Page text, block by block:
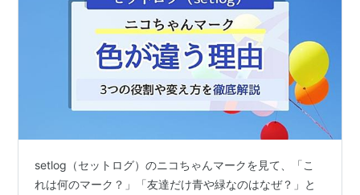
setlog（セットログ）のニコちゃんマークを見て、「こ
れは何のマーク？」「友達だけ青や緑なのはなぜ？」と